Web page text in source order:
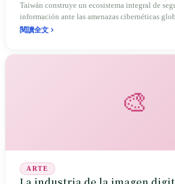
Taiwán construye un ecosistema integral de
información ante las amenazas cibernéticas
閱讀全文
🎨
ARTE